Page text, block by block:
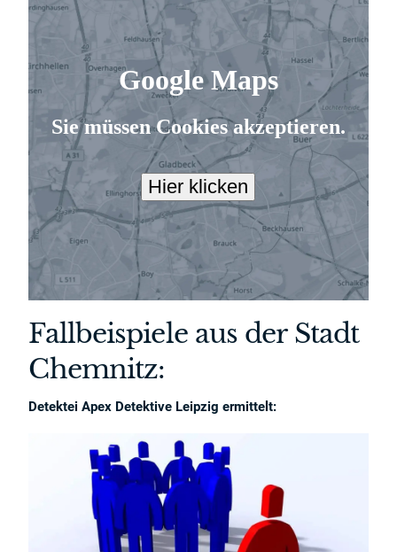
Fallbeispiele aus der Stadt
Chemnitz:
Detektei Apex Detektive Leipzig ermittelt: